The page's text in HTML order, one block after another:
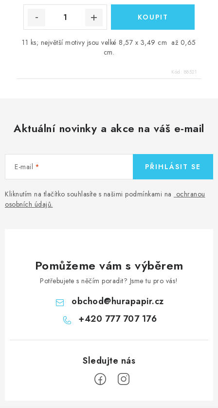
11 ks; největší motivy jsou velké 8,57 x 3,49 cm až 0,65
cm.
Kód: 88521
Aktuální novinky a akce na váš e-mail
E-mail
Kliknutím na tlačítko souhlasíte s našimi podmínkami na ochranou
osobních údajů.
PŘIHLÁSIT SE
Pomůžeme vám s výběrem
Potřebujete s něčím poradit? Jsme tu pro vás!
obchod@hurapapir.cz
+420 777 707 176